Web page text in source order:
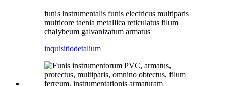
funis instrumentalis funis electricus multiparis
multicore taenia metallica reticulatus filum
chalybeum galvanizatum armatus
inquisitiodetalium